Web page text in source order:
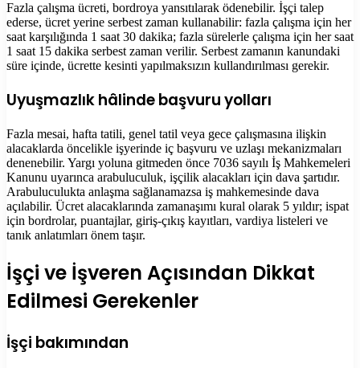
Fazla çalışma ücreti, bordroya yansıtılarak ödenebilir. İşçi talep
ederse, ücret yerine serbest zaman kullanabilir: fazla çalışma için her
saat karşılığında 1 saat 30 dakika; fazla sürelerle çalışma için her saat
1 saat 15 dakika serbest zaman verilir. Serbest zamanın kanundaki
süre içinde, ücrette kesinti yapılmaksızın kullandırılması gerekir.
Uyuşmazlık hâlinde başvuru yolları
Fazla mesai, hafta tatili, genel tatil veya gece çalışmasına ilişkin
alacaklarda öncelikle işyerinde iç başvuru ve uzlaşı mekanizmaları
denenebilir. Yargı yoluna gitmeden önce 7036 sayılı İş Mahkemeleri
Kanunu uyarınca arabuluculuk, işçilik alacakları için dava şartıdır.
Arabuluculukta anlaşma sağlanamazsa iş mahkemesinde dava
açılabilir. Ücret alacaklarında zamanaşımı kural olarak 5 yıldır; ispat
için bordrolar, puantajlar, giriş-çıkış kayıtları, vardiya listeleri ve
tanık anlatımları önem taşır.
İşçi ve İşveren Açısından Dikkat
Edilmesi Gerekenler
İşçi bakımından